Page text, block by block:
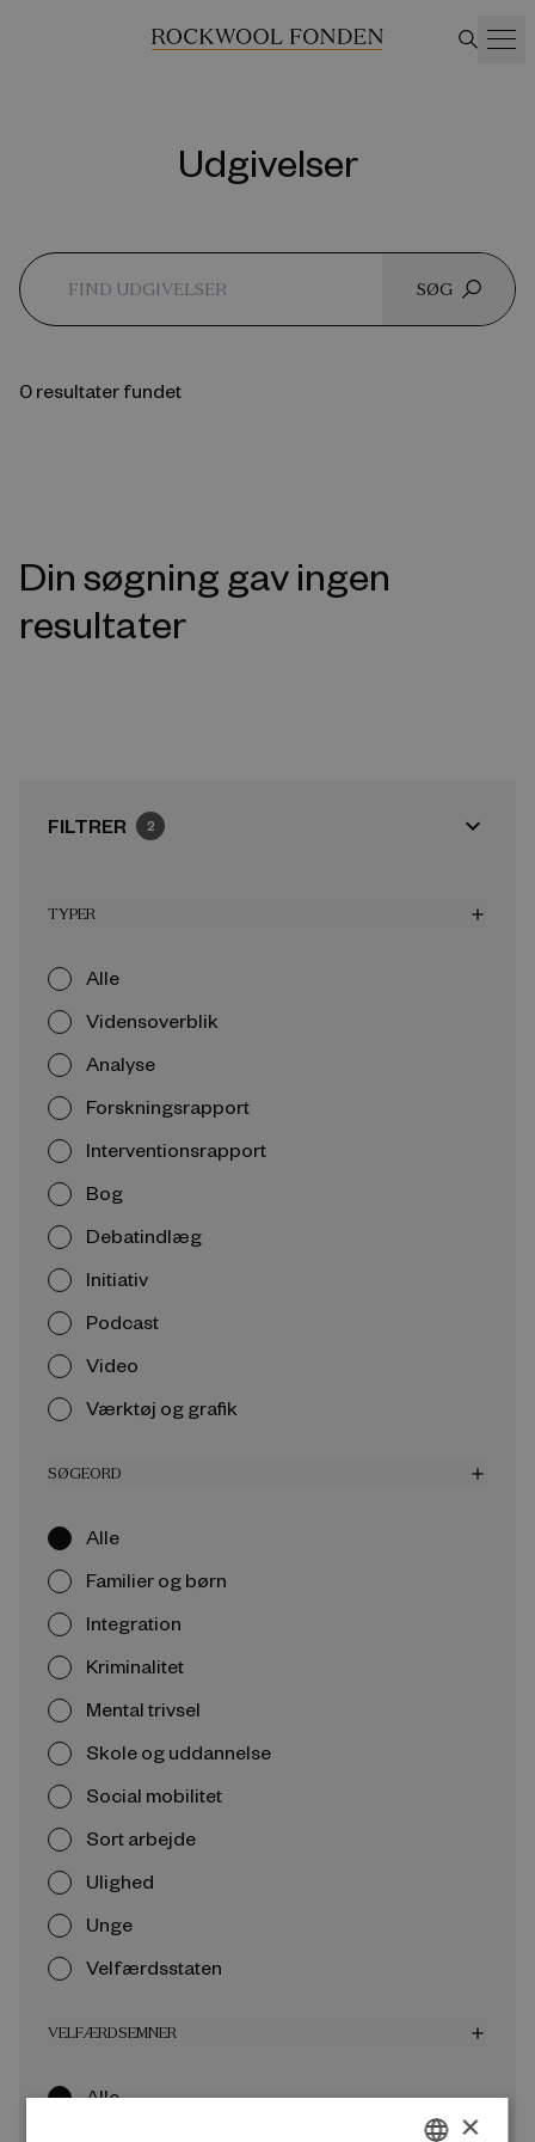
Udgivelser
SØG
0 resultater fundet
Din søgning gav ingen
resultater
FILTRER 2 expand_more
TYPER add
Alle
Vidensoverblik
Analyse
Forskningsrapport
Interventionsrapport
Bog
Debatindlæg
Initiativ
Podcast
Video
Værktøj og grafik
SØGEORD add
Alle
Familier og børn
Integration
Kriminalitet
Mental trivsel
Skole og uddannelse
Social mobilitet
Sort arbejde
Ulighed
Unge
Velfærdsstaten
VELFÆRDSEMNER add
Alle
×